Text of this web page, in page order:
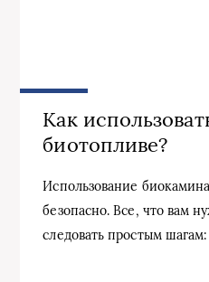
Как
биотопливе?
Использование
безопасно. Все, что вам
следовать простым шагам: